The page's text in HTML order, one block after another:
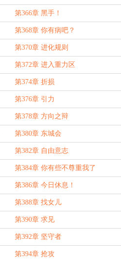
第366章 黑手！
第368章 你有病吧？
第370章 进化规则
第372章 进入重力区
第374章 折损
第376章 引力
第378章 方向之辩
第380章 东城会
第382章 自由意志
第384章 你有些不尊重我了
第386章 今日休息！
第388章 找女儿
第390章 求见
第392章 坚守者
第394章 抢攻